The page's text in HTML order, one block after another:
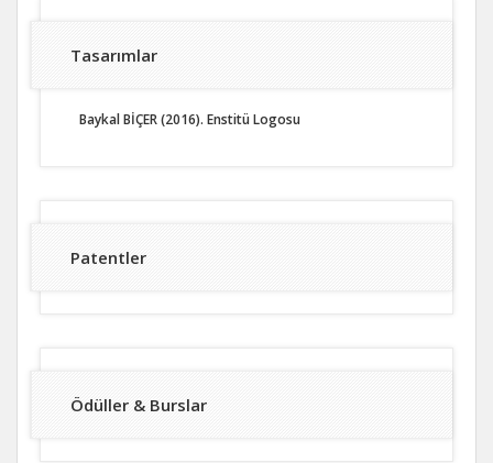
Tasarımlar
Baykal BİÇER (2016). Enstitü Logosu
Patentler
Ödüller & Burslar